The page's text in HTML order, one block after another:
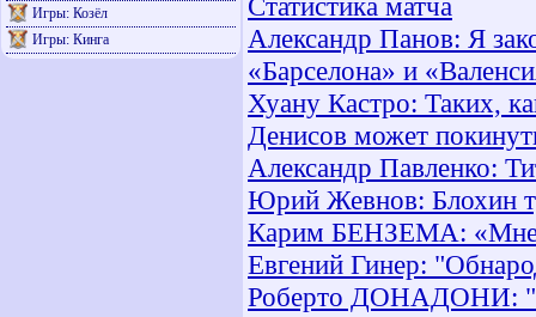
Игры: Козёл
Игры: Кинга
Александр Панов: Я
«Барселона» и
Хуану Кастро: Таких,
Денисов может
Александр Павленко:
Юрий Жевнов: Блохин
Карим БЕНЗЕМА: «Мне
Евгений Гинер:
Роберто ДОНАДОНИ: